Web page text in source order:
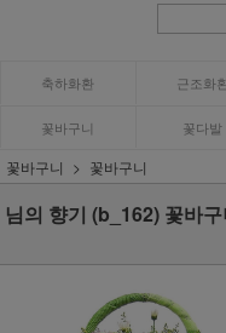
축하화환 근조화
꽃바구니 꽃다발
꽃바구니 꽃바구니
님의 향기 (b_162) 꽃바